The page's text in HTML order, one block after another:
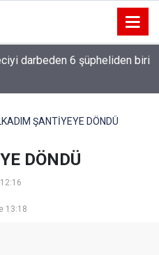
darbeden 6 şüpheliden biri
ŞANTİYEYE DÖNDÜ
DÖNDÜ
13:18